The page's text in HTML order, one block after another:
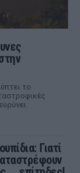
το
Γιατί